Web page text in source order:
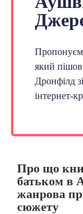
який
Дронфілд
інтернет-
Про що
батьком в
жанрова
сюжету